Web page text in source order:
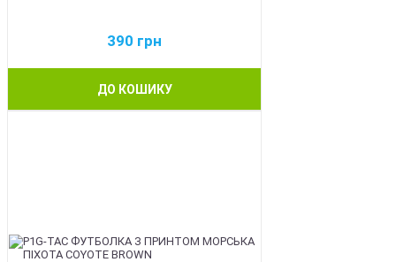
390 грн
ДО КОШИКУ